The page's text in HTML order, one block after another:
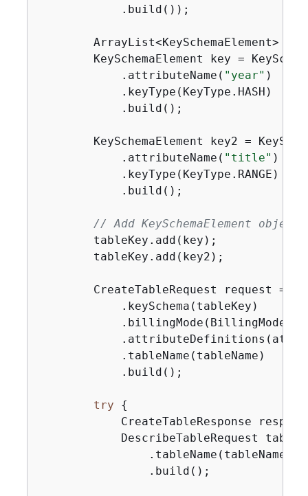
            .build());
ArrayList<KeySchemaElement>
KeySchemaElement key =
            .attributeName(
"year" )
            .keyType(KeyType.HASH)
            .build();
KeySchemaElement key2 =
            .attributeName(
"title" )
            .keyType(KeyType.RANGE)
            .build();
// Add KeySchemaElement
        tableKey.add(key);
        tableKey.add(key2);
CreateTableRequest request =
            .keySchema(tableKey)
            .tableName(tableName)
            .build();
try
{
CreateTableResponse
DescribeTableRequest
                .tableName(tableName)
                .build();